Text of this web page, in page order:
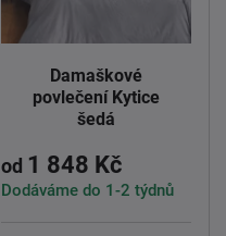
Damaškové
povlečení Kytice
šedá
od 1 848 Kč
Dodáváme do 1-2 týdnů